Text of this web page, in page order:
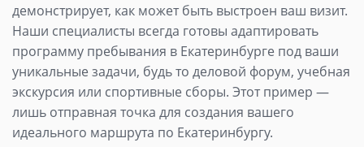
демонстрирует, как может быть выстроен ваш визит.
Наши специалисты всегда готовы адаптировать
программу пребывания в Екатеринбурге под ваши
уникальные задачи, будь то деловой форум, учебная
экскурсия или спортивные сборы. Этот пример —
лишь отправная точка для создания вашего
идеального маршрута по Екатеринбургу.